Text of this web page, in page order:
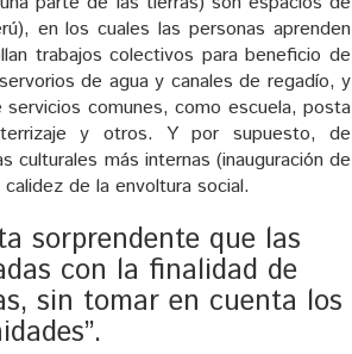
en los cuales las personas aprenden
trabajos colectivos para beneficio de
de agua y canales de regadío, y
comunes, como escuela, posta
y otros. Y por supuesto, de
más internas (inauguración de
de la envoltura social.
sorprendente que las
con la finalidad de
sin tomar en cuenta los